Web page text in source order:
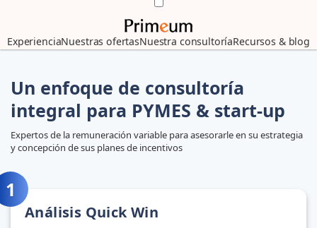
ExperienciaNuestras ofertasNuestra consultoríaRecursos & blog
Un enfoque de consultoría
integral para PYMES & start-up
Expertos de la remuneración variable para asesorarle en su estrategia
y concepción de sus planes de incentivos
Análisis Quick Win